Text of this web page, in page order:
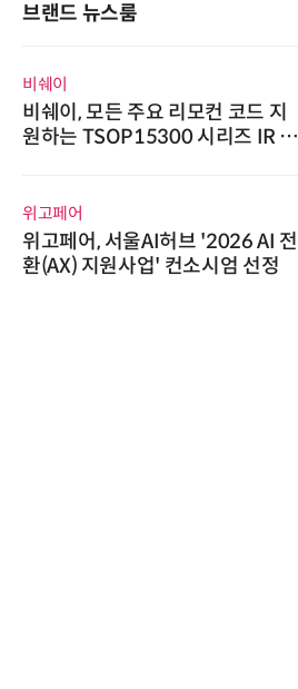
브랜드 뉴스룸
비쉐이
비쉐이, 모든 주요 리모컨 코드 지
원하는 TSOP15300 시리즈 IR 수
위고페어
위고페어, 서울AI허브 '2026 AI 전
환(AX) 지원사업' 컨소시엄 선정